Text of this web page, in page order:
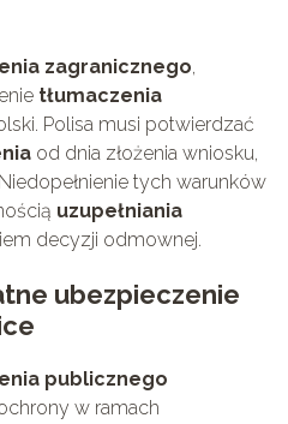
zagranicznego,
tłumaczenia
Polisa musi potwierdzać
od dnia złożenia wniosku,
tych warunków
uzupełniania
decyzji odmownej.
ubezpieczenie
publicznego
w ramach